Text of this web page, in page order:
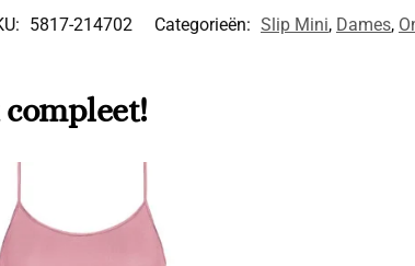
5817-214702 Categorieën: Slip Mini, Dames,
compleet!